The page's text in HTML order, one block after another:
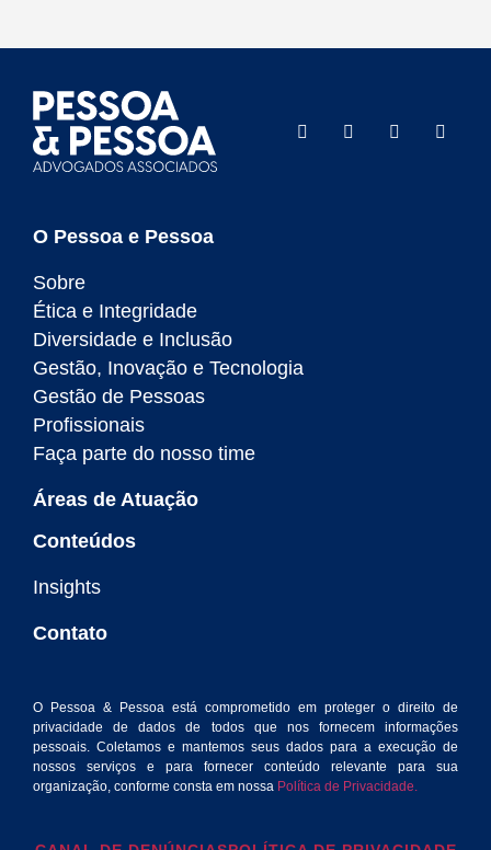
O Pessoa e Pessoa
Sobre
Ética e Integridade
Diversidade e Inclusão
Gestão, Inovação e Tecnologia
Gestão de Pessoas
Profissionais
Faça parte do nosso time
Áreas de Atuação
Conteúdos
Insights
Contato
O Pessoa & Pessoa está comprometido em proteger o direito de
privacidade de dados de todos que nos fornecem informações
pessoais. Coletamos e mantemos seus dados para a execução de
nossos serviços e para fornecer conteúdo relevante para sua
organização, conforme consta em nossa Política de Privacidade.